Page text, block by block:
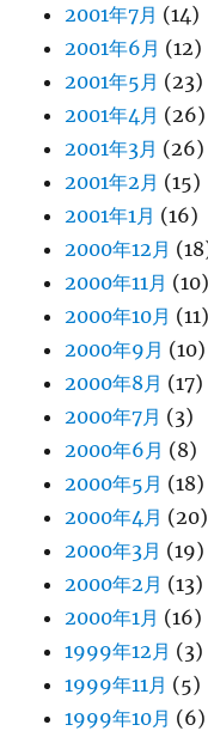
2001年7月 (14)
2001年6月 (12)
2001年5月 (23)
2001年4月 (26)
2001年3月 (26)
2001年2月 (15)
2001年1月 (16)
2000年12月
2000年11月 (10)
2000年10月 (11)
2000年9月 (10)
2000年8月 (17)
2000年7月 (3)
2000年6月 (8)
2000年5月 (18)
2000年4月 (20)
2000年3月 (19)
2000年2月 (13)
2000年1月 (16)
1999年12月 (3)
1999年11月 (5)
1999年10月 (6)